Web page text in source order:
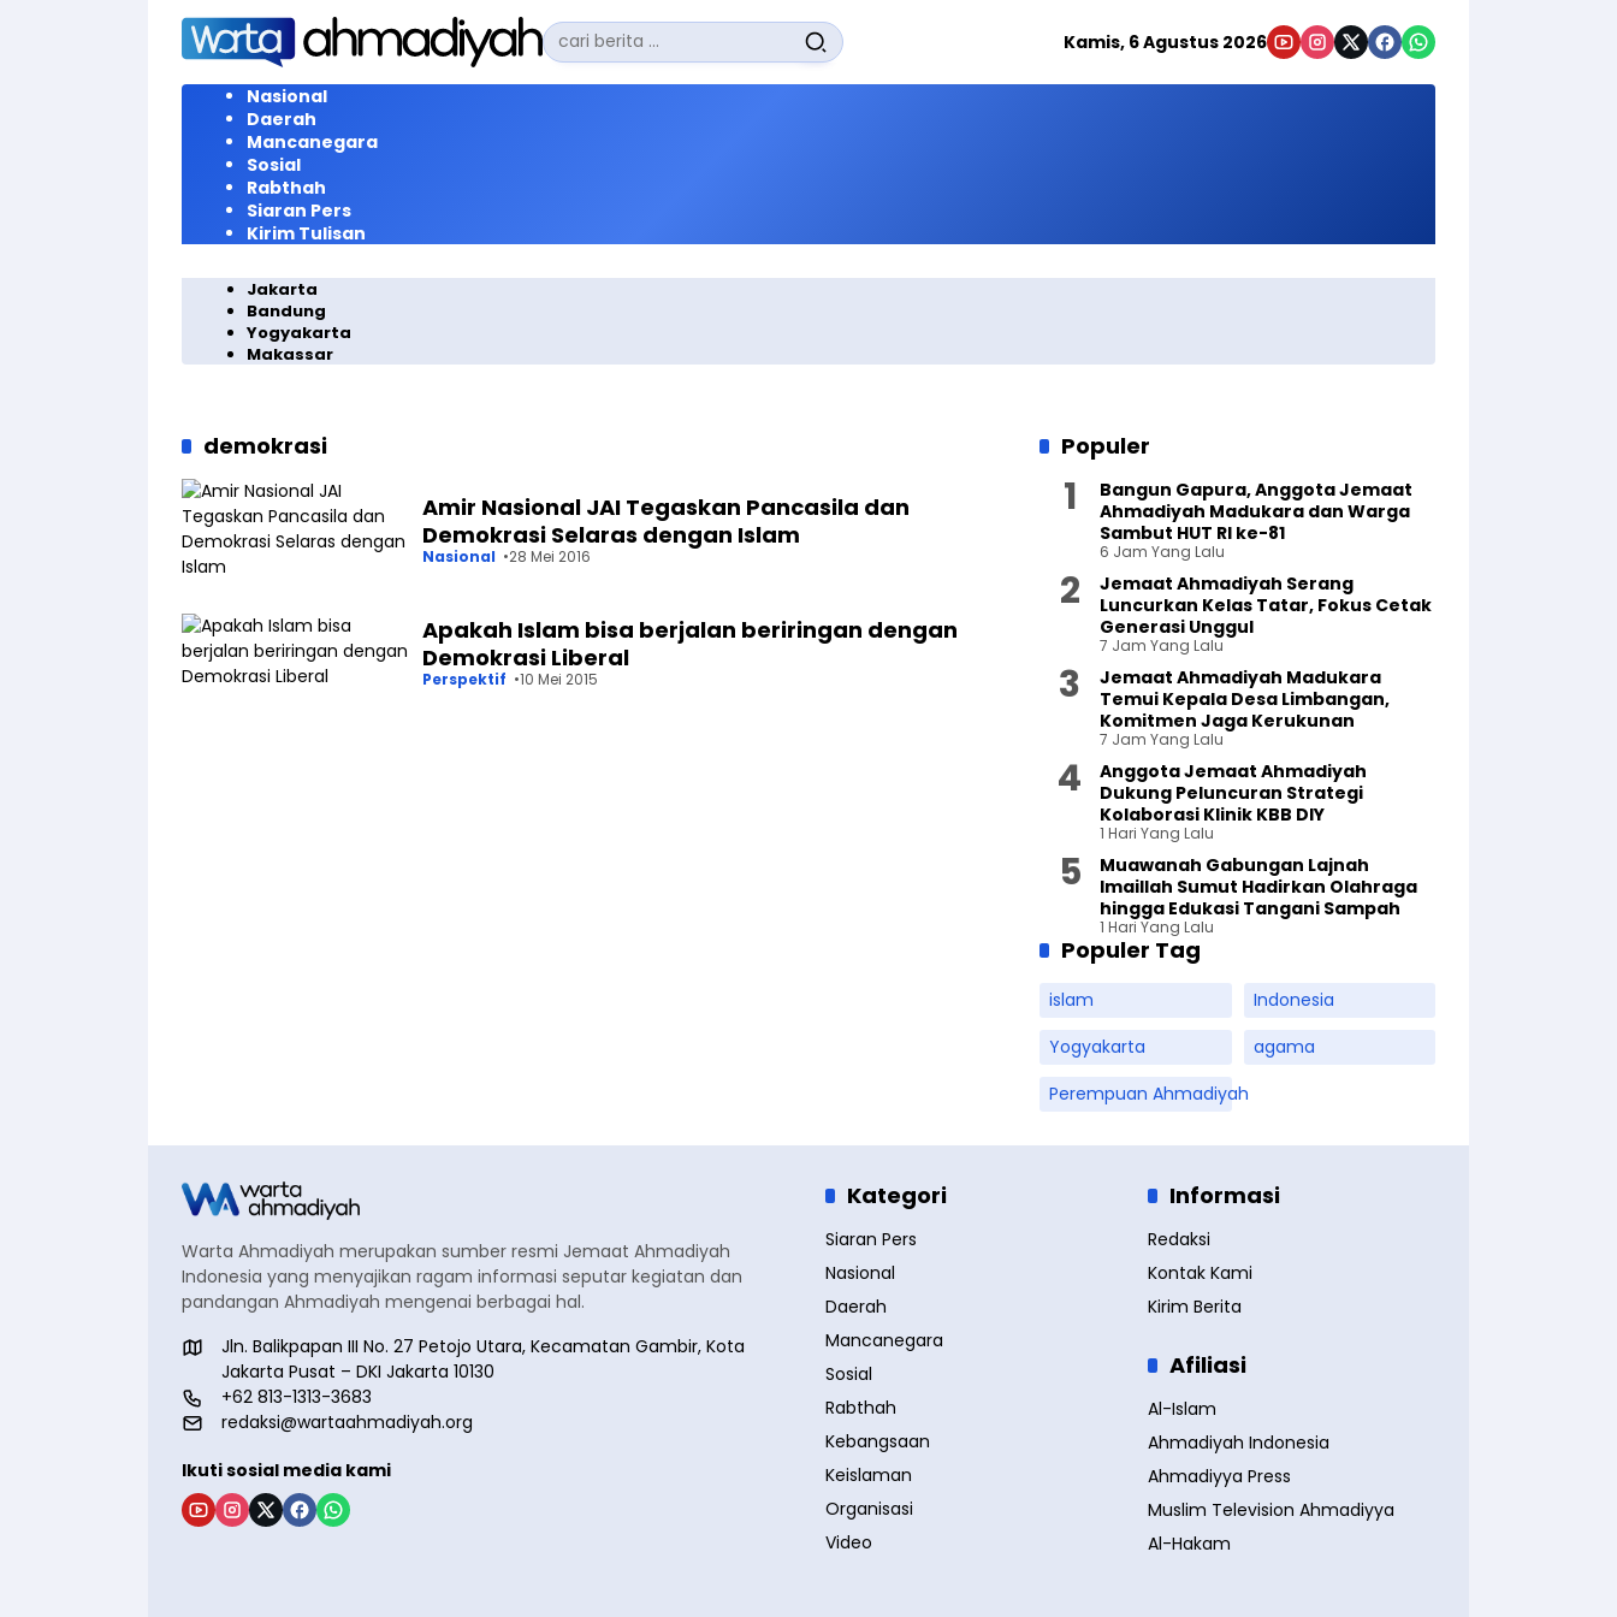
Langsung
konten
Pencarian
untuk:
Kamis, 6 Agustus 2026
Nasional
Daerah
Mancanegara
Sosial
Rabthah
Siaran Pers
Kirim Tulisan
Jakarta
Bandung
Yogyakarta
Makassar
demokrasi
Amir Nasional JAI Tegaskan Pancasila dan
Demokrasi Selaras dengan Islam
Nasional 28 Mei 2016
Apakah Islam bisa berjalan beriringan dengan
Demokrasi Liberal
Perspektif 10 Mei 2015
Populer
Bangun Gapura, Anggota Jemaat
Ahmadiyah Madukara dan Warga
Sambut HUT RI ke-81
6 Jam Yang Lalu
Jemaat Ahmadiyah Serang
Luncurkan Kelas Tatar, Fokus Cetak
Generasi Unggul
7 Jam Yang Lalu
Jemaat Ahmadiyah Madukara
Temui Kepala Desa Limbangan,
Komitmen Jaga Kerukunan
7 Jam Yang Lalu
Anggota Jemaat Ahmadiyah
Dukung Peluncuran Strategi
Kolaborasi Klinik KBB DIY
1 Hari Yang Lalu
Muawanah Gabungan Lajnah
Imaillah Sumut Hadirkan Olahraga
hingga Edukasi Tangani Sampah
1 Hari Yang Lalu
Populer Tag
islam
Indonesia
Yogyakarta
agama
Perempuan Ahmadiyah
Warta Ahmadiyah merupakan sumber resmi Jemaat Ahmadiyah
Indonesia yang menyajikan ragam informasi seputar kegiatan dan
pandangan Ahmadiyah mengenai berbagai hal.
Jln. Balikpapan III No. 27 Petojo Utara, Kecamatan Gambir, Kota
Jakarta Pusat – DKI Jakarta 10130
+62 813-1313-3683
redaksi@wartaahmadiyah.org
Ikuti sosial media kami
Kategori
Siaran Pers
Nasional
Daerah
Mancanegara
Sosial
Rabthah
Kebangsaan
Keislaman
Organisasi
Video
Informasi
Redaksi
Kontak Kami
Kirim Berita
Afiliasi
Al-Islam
Ahmadiyah Indonesia
Ahmadiyya Press
Muslim Television Ahmadiyya
Al-Hakam